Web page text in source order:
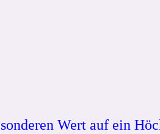
Wert auf ein